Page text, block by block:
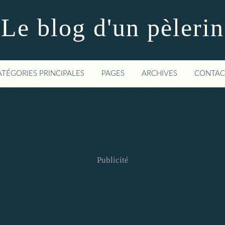
Le blog d'un pèlerin
PRINCIPALES PAGES ARCHIVES
Publicité